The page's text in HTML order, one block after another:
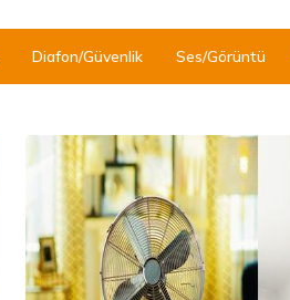
Diafon/Güvenlik Ses/Görüntü